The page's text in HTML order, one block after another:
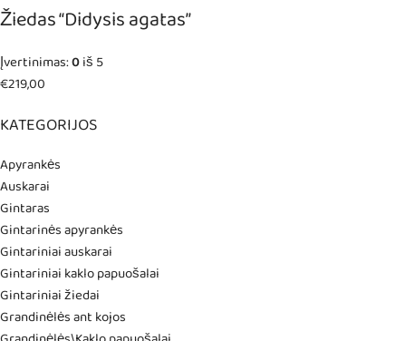
KATEGORIJOS
Apyrankės
Auskarai
Gintaras
Gintarinės apyrankės
Gintariniai auskarai
Gintariniai kaklo papuošalai
Gintariniai žiedai
Grandinėlės ant kojos
Žiedas “Didysis agatas”
Įvertinimas:0iš 5
€219,00